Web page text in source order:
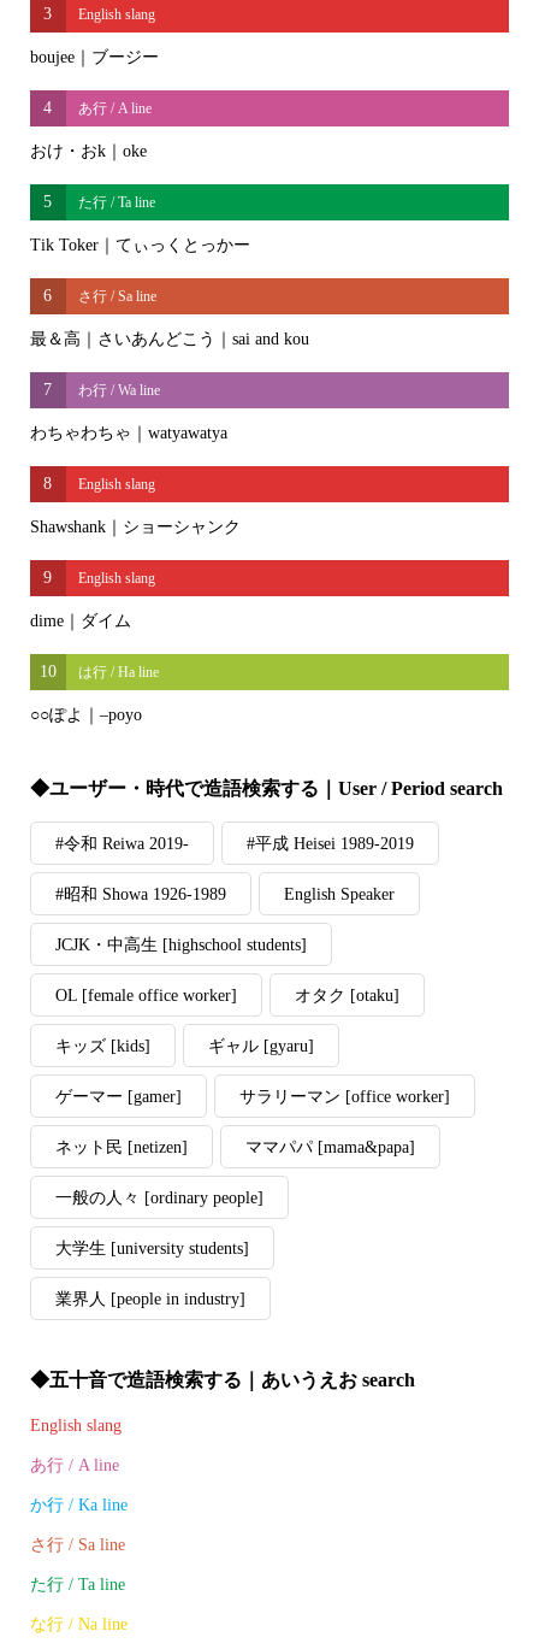
3 English slang
boujee｜ブージー
4 あ行 / A line
おけ・おk｜oke
5 た行 / Ta line
Tik Toker｜てぃっくとっかー
6 さ行 / Sa line
最＆高｜さいあんどこう｜sai and kou
7 わ行 / Wa line
わちゃわちゃ｜watyawatya
8 English slang
Shawshank｜ショーシャンク
9 English slang
dime｜ダイム
10 は行 / Ha line
○○ぽよ｜–poyo
◆ユーザー・時代で造語検索する｜User / Period search
#令和 Reiwa 2019- #平成 Heisei 1989-2019
#昭和 Showa 1926-1989 English Speaker
JCJK・中高生 [highschool students]
OL [female office worker] オタク [otaku]
キッズ [kids] ギャル [gyaru]
ゲーマー [gamer] サラリーマン [office worker]
ネット民 [netizen] ママパパ [mama&papa]
一般の人々 [ordinary people]
大学生 [university students]
業界人 [people in industry]
◆五十音で造語検索する｜あいうえお search
English slang
あ行 / A line
か行 / Ka line
さ行 / Sa line
た行 / Ta line
な行 / Na line